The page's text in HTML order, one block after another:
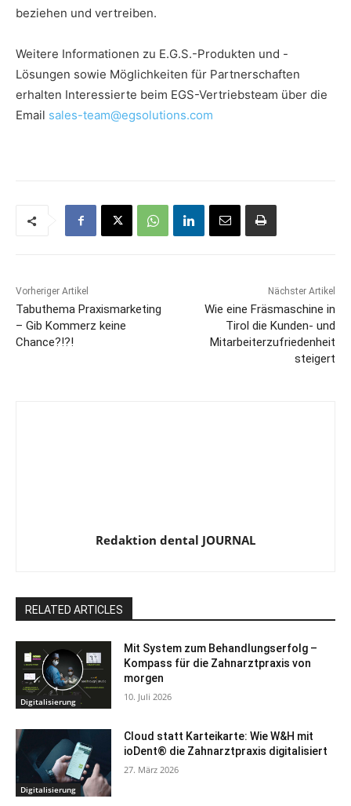
beziehen und vertreiben.
Weitere Informationen zu E.G.S.-Produkten und -
Lösungen sowie Möglichkeiten für Partnerschaften
erhalten Interessierte beim EGS-Vertriebsteam über die
Email sales-team@egsolutions.com
Vorheriger Artikel
Tabuthema Praxismarketing
– Gib Kommerz keine
Chance?!?!
Nächster Artikel
Wie eine Fräsmaschine in
Tirol die Kunden- und
Mitarbeiter­zufriedenheit
steigert
Redaktion dental JOURNAL
RELATED ARTICLES
Digitalisierung
Mit System zum Behandlungserfolg –
Kompass für die Zahnarztpraxis von
morgen
10. Juli 2026
Digitalisierung
Cloud statt Karteikarte: Wie W&H mit
ioDent® die Zahnarztpraxis digitalisiert
27. März 2026